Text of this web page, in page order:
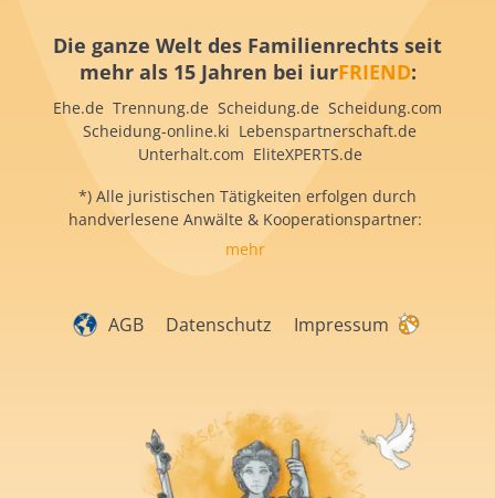
Die ganze Welt des Familienrechts seit
mehr als 15 Jahren bei iurFRIEND:
Ehe.de Trennung.de Scheidung.de Scheidung.com
Scheidung-online.ki Lebenspartnerschaft.de
Unterhalt.com EliteXPERTS.de
*) Alle juristischen Tätigkeiten erfolgen durch
handverlesene Anwälte & Kooperationspartner:
mehr
AGB Datenschutz Impressum